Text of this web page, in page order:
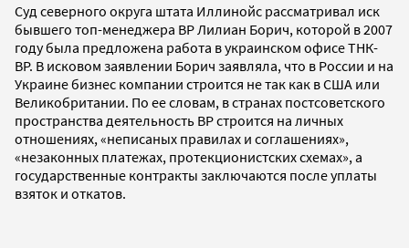
Суд северного округа штата Иллинойс рассматривал иск
бывшего топ-менеджера ВР Лилиан Борич, которой в 2007
году была предложена работа в украинском офисе ТНК-
ВР. В исковом заявлении Борич заявляла, что в России и на
Украине бизнес компании строится не так как в США или
Великобритании. По ее словам, в странах постсоветского
пространства деятельность BP строится на личных
отношениях, «неписаных правилах и соглашениях»,
«незаконных платежах, протекционистских схемах», а
государственные контракты заключаются после уплаты
взяток и откатов.